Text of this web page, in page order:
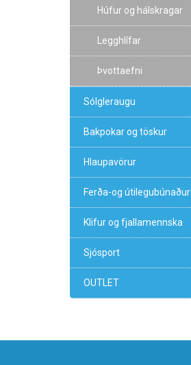
Húfur og hálskragar
Legghlífar
Þvottaefni
Sólgleraugu
Bakpokar og töskur
Hlaupavörur
Ferða-og útilegubúnaður
Klifur og fjallamennska
Sjósport
OUTLET